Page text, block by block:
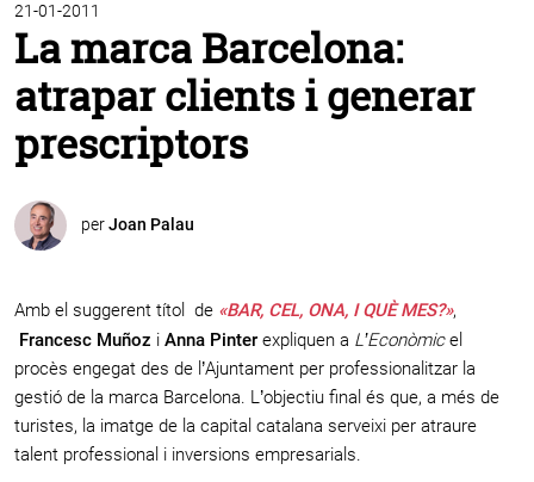
21-01-2011
La marca Barcelona:
atrapar clients i generar
prescriptors
perJoan Palau
Amb el suggerent títol de «BAR, CEL, ONA, I QUÈ MES?»,
Francesc Muñoz i Anna Pinter expliquen a L’Econòmicel
procès engegat des de l’Ajuntament per professionalitzar la
gestió de la marca Barcelona. L’objectiu final és que, a més de
turistes, la imatge de la capital catalana serveixi per atraure
talent professional i inversions empresarials.